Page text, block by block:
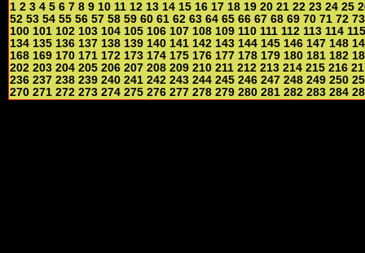
1 2 3 4 5 6 7 8 9 10 11 12 13 14 15 16 17 18 19 20 21 22 23 24 25
52 53 54 55 56 57 58 59 60 61 62 63 64 65 66 67 68 69 70 71 72 73
100 101 102 103 104 105 106 107 108 109 110 111 112 113 114 115
134 135 136 137 138 139 140 141 142 143 144 145 146 147 148
168 169 170 171 172 173 174 175 176 177 178 179 180 181 182
202 203 204 205 206 207 208 209 210 211 212 213 214 215 216
236 237 238 239 240 241 242 243 244 245 246 247 248 249 250
270 271 272 273 274 275 276 277 278 279 280 281 282 283 284